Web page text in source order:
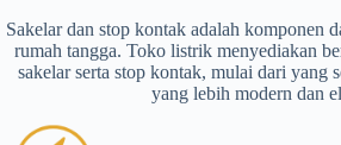
Sakelar dan stop kontak adalah komponen
rumah tangga. Toko listrik menyediakan
sakelar serta stop kontak, mulai dari yang
yang lebih modern dan